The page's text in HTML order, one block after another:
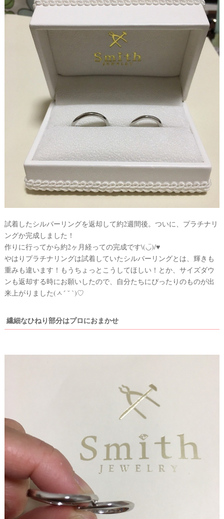
試着したシルバーリングを返却して約2週間後。ついに、プラチナリ
ングか完成しました！
作りに行ってから約2ヶ月経っての完成です\(◡̈)/♥
やはりプラチナリングは試着していたシルバーリングとは、輝きも
重みも違います！もうちょっとこうしてほしい！とか、サイズダウ
ンも返却する時にお願いしたので、自分たちにぴったりのものが出
来上がりました(ㅅ´ ˘ `)♡
繊細なひねり部分はプロにおまかせ